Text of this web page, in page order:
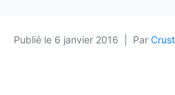
Publié le 6 janvier 2016 Par